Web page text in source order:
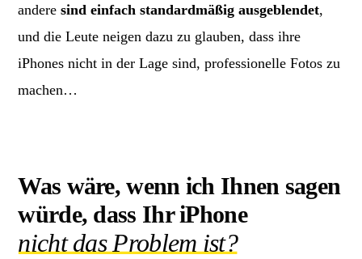
anderesind einfach standardmäßig ausgeblendet,
und die Leute neigen dazu zu glauben, dass ihre
iPhones nicht in der Lage sind, professionelle Fotos zu
machen…
Was wäre, wenn ich Ihnen sagen
würde, dass Ihr iPhone
nicht das Problem ist?